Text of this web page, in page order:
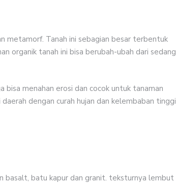
metamorf. Tanah ini sebagian besar terbentuk
organik tanah ini bisa berubah-ubah dari sedang
bisa menahan erosi dan cocok untuk tanaman
dengan curah hujan dan kelembaban tinggi
basalt, batu kapur dan granit. teksturnya lembut